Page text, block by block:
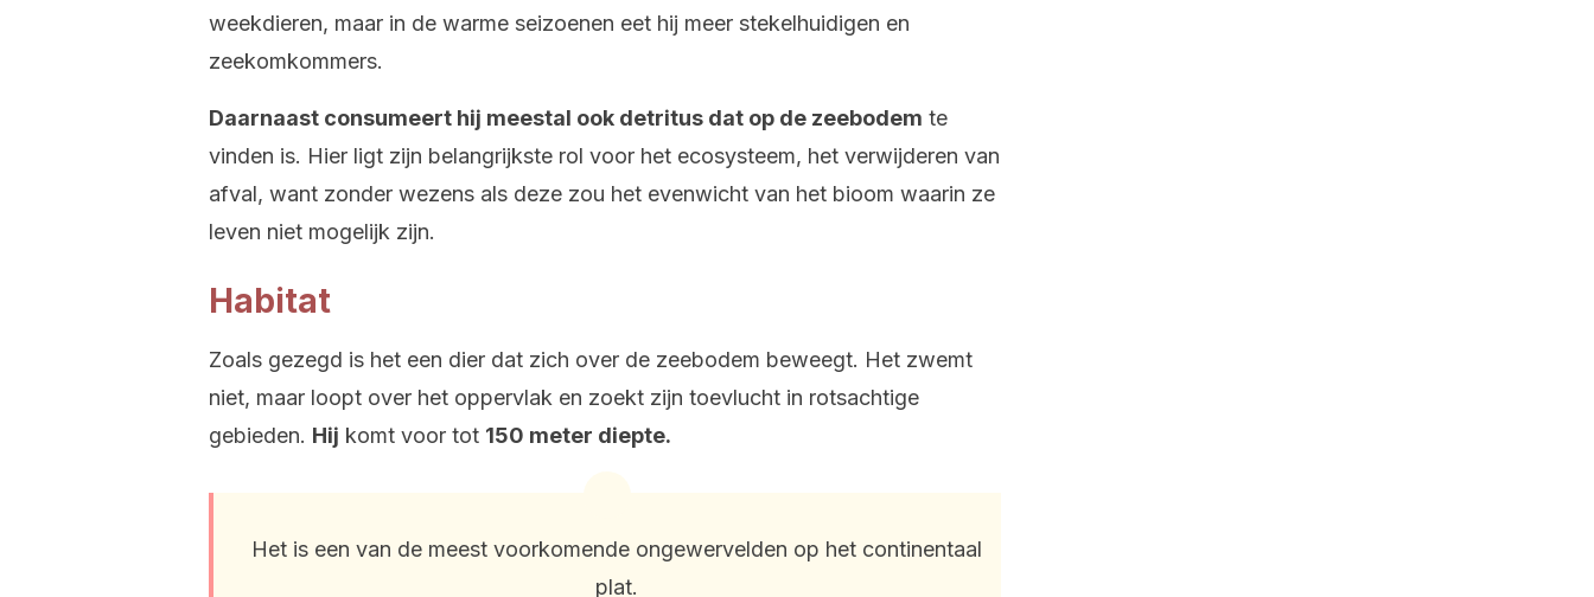
weekdieren, maar in de warme seizoenen eet hij meer stekelhuidigen en
zeekomkommers.
Daarnaast consumeert hij meestal ook detritus dat op de zeebodem te
vinden is. Hier ligt zijn belangrijkste rol voor het ecosysteem, het verwijderen van
afval, want zonder wezens als deze zou het evenwicht van het bioom waarin ze
leven niet mogelijk zijn.
Habitat
Zoals gezegd is het een dier dat zich over de zeebodem beweegt. Het zwemt
niet, maar loopt over het oppervlak en zoekt zijn toevlucht in rotsachtige
gebieden. Hij komt voor tot 150 meter diepte.
Het is een van de meest voorkomende ongewervelden op het continentaal
plat.